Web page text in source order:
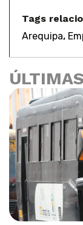
Tags
Arequipa,